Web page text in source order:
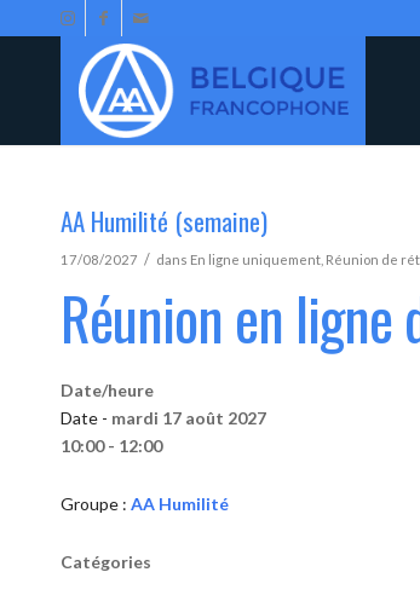
AA Humilité (semaine)
17/08/2027 / dans En ligne uniquement Réunion de
Réunion en
Date/heure
Date - mardi 17 août 2027
10:00 - 12:00
Groupe : AA Humilité
Catégories